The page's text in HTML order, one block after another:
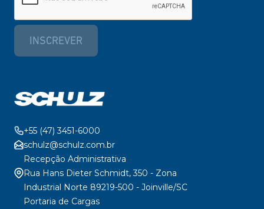
INSCREVER
+55 (47) 3451-6000
schulz@schulz.com.br
Recepção Administrativa
Rua Hans Dieter Schmidt, 350 - Zona
Industrial Norte 89219-500 - Joinville/SC
Portaria de Cargas